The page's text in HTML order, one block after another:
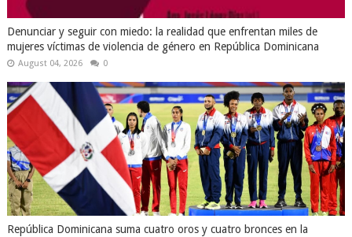
Denunciar y seguir con miedo: la realidad que enfrentan miles de
mujeres víctimas de violencia de género en República Dominicana
August 04, 2026 0
República Dominicana suma cuatro oros y cuatro bronces en la